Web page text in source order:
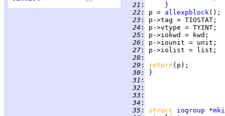
  21
:
}
  22
: p = allexpblock
  23
:
  24
:
  25
:
  26
:
  27
:
  28
:
  29
: return
  30
:
}
  31
:
  32
:
  33
:
  34
:
  35
: struct iogroup *